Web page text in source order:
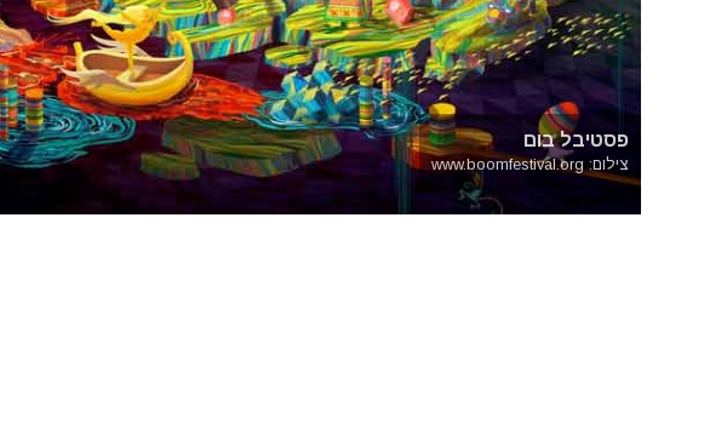
פסטיבל בום
צילום: www.boomfestival.org